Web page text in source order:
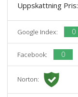
Uppskattning Pris:
Google Index: 0
Facebook: 0
Norton: